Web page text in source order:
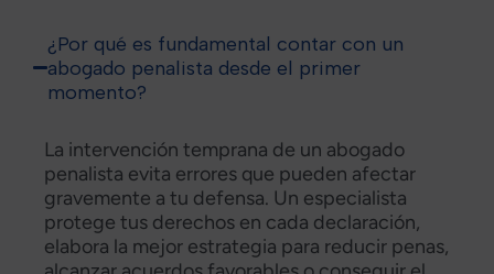
¿Por qué es fundamental contar con un
abogado penalista desde el primer
momento?
La intervención temprana de un abogado
penalista evita errores que pueden afectar
gravemente a tu defensa. Un especialista
protege tus derechos en cada declaración,
elabora la mejor estrategia para reducir penas,